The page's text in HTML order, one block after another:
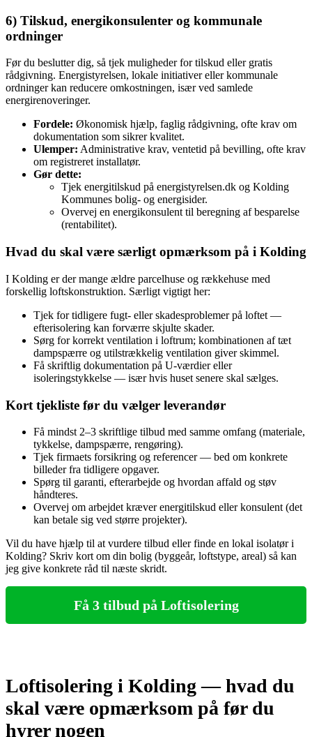
6) Tilskud, energikonsulenter og kommunale
ordninger
Før du beslutter dig, så tjek muligheder for tilskud eller gratis
rådgivning. Energistyrelsen, lokale initiativer eller kommunale
ordninger kan reducere omkostningen, især ved samlede
energirenoveringer.
Fordele: Økonomisk hjælp, faglig rådgivning, ofte krav om
dokumentation som sikrer kvalitet.
Ulemper: Administrative krav, ventetid på bevilling, ofte krav
om registreret installatør.
Gør dette:
Tjek energitilskud på energistyrelsen.dk og Kolding
Kommunes bolig- og energisider.
Overvej en energikonsulent til beregning af besparelse
(rentabilitet).
Hvad du skal være særligt opmærksom på i Kolding
I Kolding er der mange ældre parcelhuse og rækkehuse med
forskellig loftskonstruktion. Særligt vigtigt her:
Tjek for tidligere fugt- eller skadesproblemer på loftet —
efterisolering kan forværre skjulte skader.
Sørg for korrekt ventilation i loftrum; kombinationen af tæt
dampspærre og utilstrækkelig ventilation giver skimmel.
Få skriftlig dokumentation på U‑værdier eller
isoleringstykkelse — især hvis huset senere skal sælges.
Kort tjekliste før du vælger leverandør
Få mindst 2–3 skriftlige tilbud med samme omfang (materiale,
tykkelse, dampspærre, rengøring).
Tjek firmaets forsikring og referencer — bed om konkrete
billeder fra tidligere opgaver.
Spørg til garanti, efterarbejde og hvordan affald og støv
håndteres.
Overvej om arbejdet kræver energitilskud eller konsulent (det
kan betale sig ved større projekter).
Vil du have hjælp til at vurdere tilbud eller finde en lokal isolatør i
Kolding? Skriv kort om din bolig (byggeår, loftstype, areal) så kan
jeg give konkrete råd til næste skridt.
Få 3 tilbud på Loftisolering
Loftisolering i Kolding — hvad du
skal være opmærksom på før du
hyrer nogen